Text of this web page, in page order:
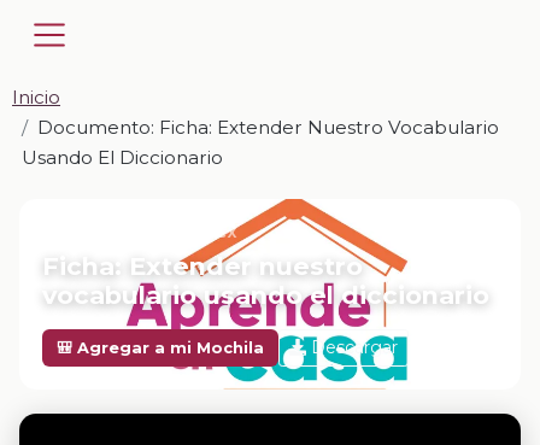
Inicio
Documento: Ficha: Extender Nuestro Vocabulario
Usando El Diccionario
📎 DOCUMENTO · DOCX
Ficha: Extender nuestro
vocabulario usando el diccionario
🎒 Agregar a mi Mochila Descargar